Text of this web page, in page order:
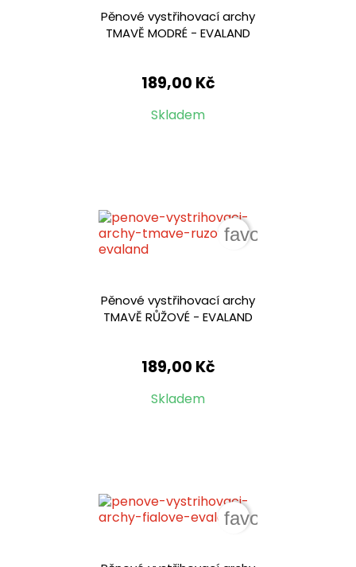
Pěnové vystřihovací archy
TMAVĚ MODRÉ - EVALAND
189,00 Kč
Skladem
Pěnové vystřihovací archy
TMAVĚ RŮŽOVÉ - EVALAND
189,00 Kč
Skladem
favorite_border
favorite_border